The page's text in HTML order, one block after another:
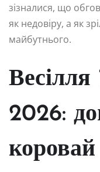
зізналися, що
як недовіру, а як
майбутнього.
Весілля
2026:
коровай